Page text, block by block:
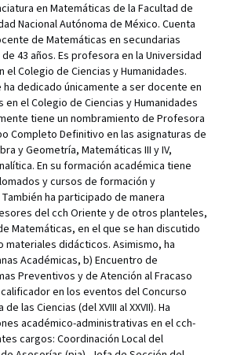
en Matemáticas de la Facultad de
Nacional Autónoma de México. Cuenta
de Matemáticas en secundarias
43 años. Es profesora en la Universidad
el Colegio de Ciencias y Humanidades.
ha dedicado únicamente a ser docente en
el Colegio de Ciencias y Humanidades
tiene un nombramiento de Profesora
Completo Definitivo en las asignaturas de
y Geometría, Matemáticas III y IV,
En su formación académica tiene
y cursos de formación y
ha participado de manera
del cch Oriente y de otros planteles,
Matemáticas, en el que se han discutido
materiales didácticos. Asimismo, ha
Académicas, b) Encuentro de
Preventivos y de Atención al Fracaso
en los eventos del Concurso
las Ciencias (del XVIII al XXVII). Ha
académico-administrativas en el cch-
cargos: Coordinación Local del